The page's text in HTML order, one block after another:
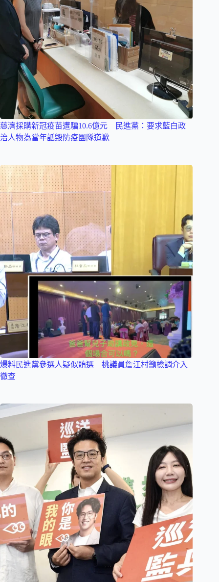
慈濟採購新冠疫苗遭騙10.6億元 民進黨：要求藍白政
治人物為當年詆毀防疫團隊道歉
爆料民進黨參選人疑似賄選 桃議員詹江村籲檢調介入
徹查